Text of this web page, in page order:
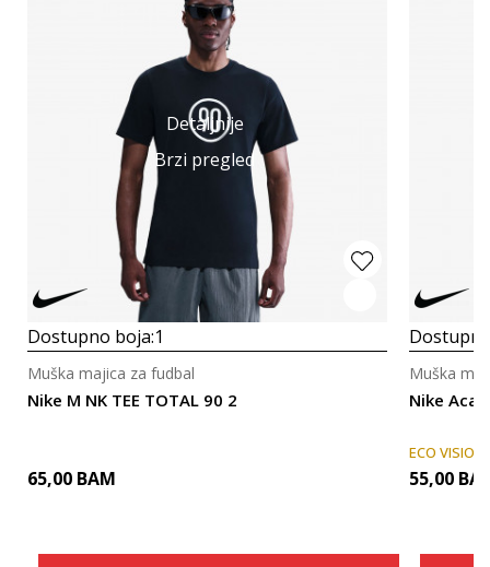
Detaljnije
Brzi pregled
Dostupno boja:1
Nike M NK TEE TOTAL 90 2
Muška majica za fudbal
65,00 BAM
Nike
Muška
ECO VISION
55,00